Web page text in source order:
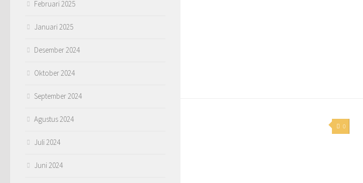
0
Februari 2025
Januari 2025
Desember 2024
Oktober 2024
September 2024
Agustus 2024
Juli 2024
Juni 2024